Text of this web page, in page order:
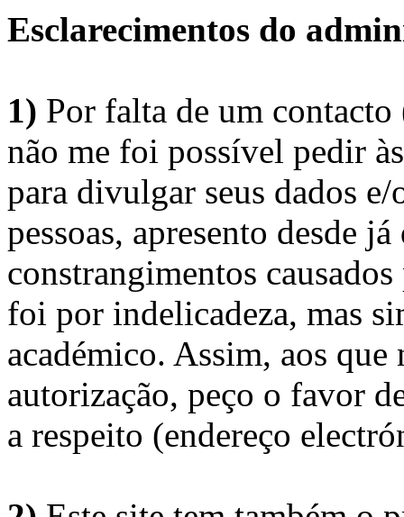
Esclarecimentos do
1) Por falta de um
não me foi possível pedir
para divulgar seus dados
pessoas, apresento desde
constrangimentos
foi por indelicadeza, mas
académico. Assim, aos
autorização, peço o favor
a respeito (endereço